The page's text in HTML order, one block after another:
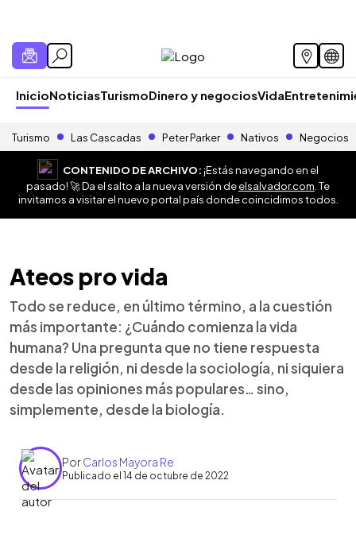
InicioNoticiasTurismoDinero y negociosVida
Turismo Las Cascadas Peter Parker Nativos Negocios
CONTENIDO DE ARCHIVO:¡Estás navegando en el
pasado! 🚀 Da el salto a la nueva versión deelsalvador.com . Te
invitamos a visitar el nuevo portal país donde coincidimos todos.
Ateos pro vida
Todo se reduce, en último término, a la cuestión
más importante: ¿Cuándo comienza la vida
humana? Una pregunta que no tiene respuesta
desde la religión, ni desde la sociología, ni siquiera
desde las opiniones más populares… sino,
simplemente, desde la biología.
PorCarlos Mayora Re
Publicado el 14 de octubre de 2022